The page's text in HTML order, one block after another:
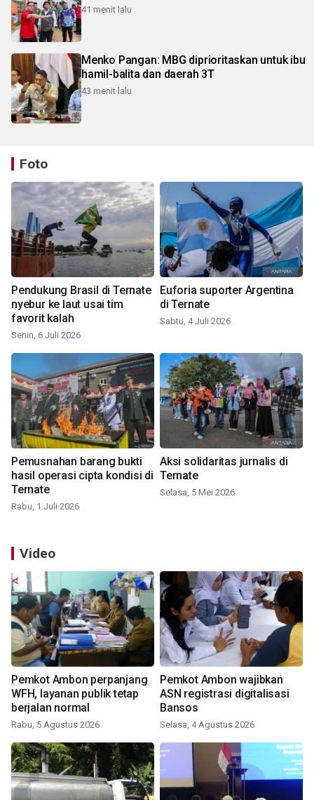
41 menit lalu
Menko Pangan: MBG diprioritaskan untuk ibu
hamil-balita dan daerah 3T
43 menit lalu
Foto
Pendukung Brasil di Ternate
nyebur ke laut usai tim
favorit kalah
Senin, 6 Juli 2026
Euforia suporter Argentina
di Ternate
Sabtu, 4 Juli 2026
Pemusnahan barang bukti
hasil operasi cipta kondisi di
Ternate
Rabu, 1 Juli 2026
Aksi solidaritas jurnalis di
Ternate
Selasa, 5 Mei 2026
Video
Pemkot Ambon perpanjang
WFH, layanan publik tetap
berjalan normal
Rabu, 5 Agustus 2026
Pemkot Ambon wajibkan
ASN registrasi digitalisasi
Bansos
Selasa, 4 Agustus 2026